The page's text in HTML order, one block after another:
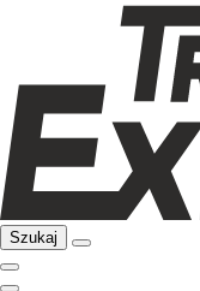
Szukaj